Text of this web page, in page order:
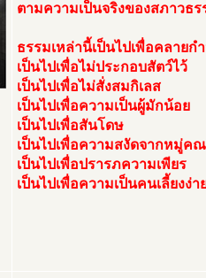
ตามความเป็นจริงของสภาวธ
ธรรมเหล่านี้เป็นไปเพื่อคลายก
เป็นไปเพื่อไม่ประกอบสัตว์ไว้
เป็นไปเพื่อไม่สั่งสมกิเลส
เป็นไปเพื่อความเป็นผู้มักน้อย
เป็นไปเพื่อสันโดษ
เป็นไปเพื่อความสงัดจากหมู่ค
เป็นไปเพื่อปรารภความเพียร
เป็นไปเพื่อความเป็นคนเลี้ยงง่า